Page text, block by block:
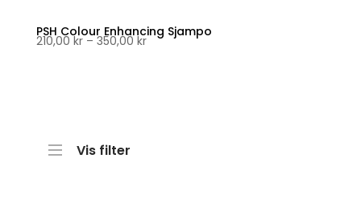
PSH Colour Enhancing Sjampo
210,00 kr – 350,00 krPrisområde:
Vis filter